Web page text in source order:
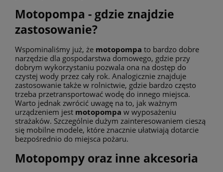
Motopompa - gdzie znajdzie
zastosowanie?
Wspominaliśmy już, że motopompa to bardzo dobre
narzędzie dla gospodarstwa domowego, gdzie przy
dobrym wykorzystaniu pozwala ona na dostęp do
czystej wody przez cały rok. Analogicznie znajduje
zastosowanie także w rolnictwie, gdzie bardzo często
trzeba przetransportować wodę do innego miejsca.
Warto jednak zwrócić uwagę na to, jak ważnym
urządzeniem jest motopompa w wyposażeniu
strażaków. Szczególnie dużym zainteresowaniem cieszą
się mobilne modele, które znacznie ułatwiają dotarcie
bezpośrednio do miejsca pożaru.
Motopompy oraz inne akcesoria